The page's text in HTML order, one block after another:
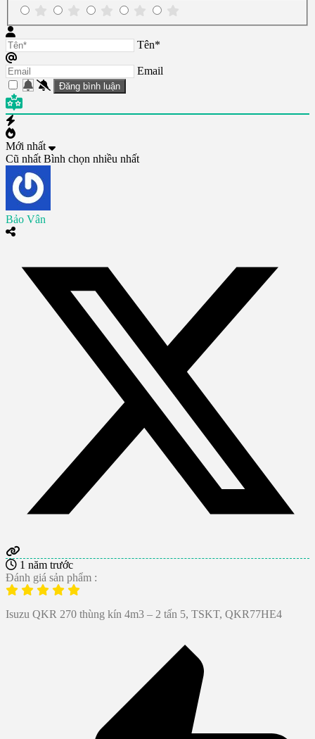
Tên*
Email
Mới nhất
Cũ nhất Bình chọn nhiều nhất
Bảo Vân
1 năm trước
Đánh giá sản phẩm :
Isuzu QKR 270 thùng kín 4m3 – 2 tấn 5, TSKT, QKR77HE4